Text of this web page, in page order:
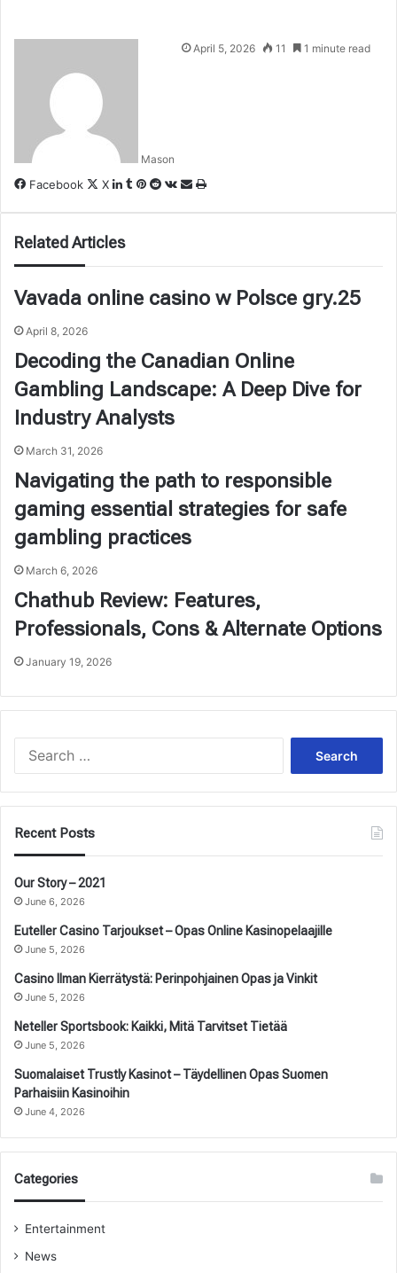
Mason
April 5, 2026 11 1 minute read
Facebook X LinkedIn
Tumblr
Pinterest
RedditVKontakte
Share
Print
Related Articles
Vavada online casino w Polsce gry.25
April 8, 2026
Decoding the Canadian Online
Gambling Landscape: A Deep Dive for
Industry Analysts
March 31, 2026
Navigating the path to responsible
gaming essential strategies for safe
gambling practices
March 6, 2026
Chathub Review: Features,
Professionals, Cons & Alternate Options
January 19, 2026
Recent Posts
Our Story – 2021
June 6, 2026
Euteller Casino Tarjoukset – Opas Online Kasinopelaajille
June 5, 2026
Casino Ilman Kierrätystä: Perinpohjainen Opas ja Vinkit
June 5, 2026
Neteller Sportsbook: Kaikki, Mitä Tarvitset Tietää
June 5, 2026
Suomalaiset Trustly Kasinot – Täydellinen Opas Suomen
Parhaisiin Kasinoihin
June 4, 2026
Categories
Entertainment
News